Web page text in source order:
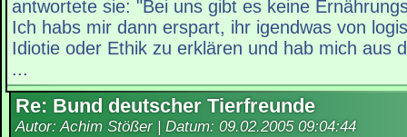
antwortete sie: "Bei uns gibt es keine
Ich habs mir dann erspart, ihr igendwas von
Idiotie oder Ethik zu erklären und hab mich aus
...
Re: Bund deutscher Tierfreunde
Autor: Achim Stößer | Datum: 09.02.2005 09:04:44